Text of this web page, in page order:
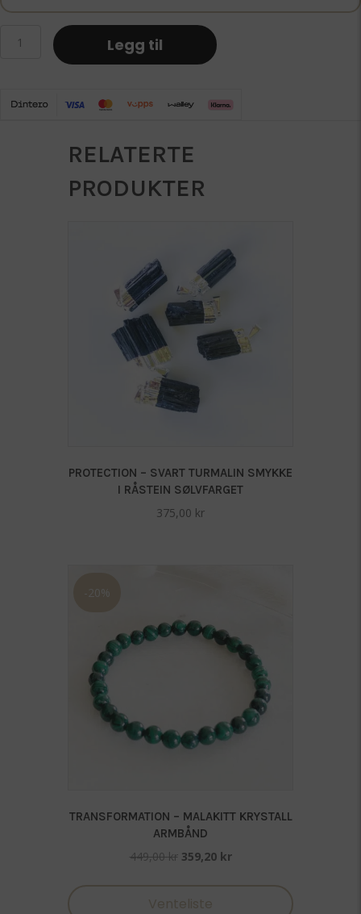
Protection
smykke
Legg til
RELATERTE
PRODUKTER
PROTECTION – SVART TURMALIN SMYKKE
I RÅSTEIN SØLVFARGET
375,00 kr
-20%
TRANSFORMATION – MALAKITT KRYSTALL
ARMBÅND
449,00kr Opprinnelig
var:
449,00 kr.
359,20 krNåværende
er:
Venteliste